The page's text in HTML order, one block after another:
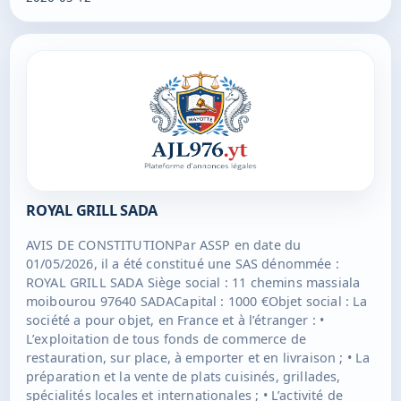
ROYAL GRILL SADA
AVIS DE CONSTITUTIONPar ASSP en date du
01/05/2026, il a été constitué une SAS dénommée :
ROYAL GRILL SADA Siège social : 11 chemins massiala
moibourou 97640 SADACapital : 1000 €Objet social : La
société a pour objet, en France et à l’étranger : •
L’exploitation de tous fonds de commerce de
restauration, sur place, à emporter et en livraison ; • La
préparation et la vente de plats cuisinés, grillades,
spécialités locales et internationales ; • L’activité de